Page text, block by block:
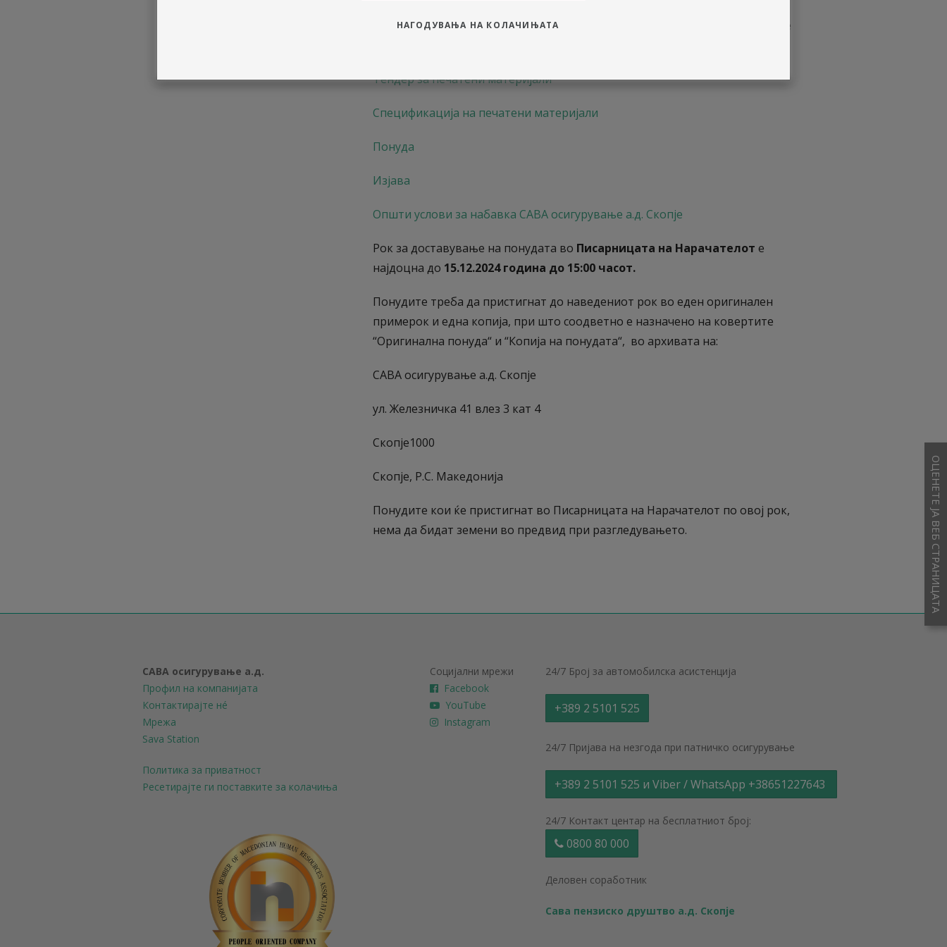
осигурување а.д. Скопје на територија на Р.С. Македонија во времетраење
Тендер за печатени материјали
Спецификација на печатени материјали
Понуда
Изјава
Општи услови за набавка САВА осигурување а.д. Скопје
Рок за доставување на понудата во Писарницата на Нарачателот е
најдоцна до 15.12.2024 година до 15:00 часот.
Понудите треба да пристигнат до наведениот рок во еден оригинален
примерок и една копија, при што соодветно е назначено на ковертите
“Оригинална понуда“ и “Копија на понудата“, во архивата на:
САВА осигурување а.д. Скопје
ул. Железничка 41 влез 3 кат 4
Скопје1000
Скопје, Р.С. Македонија
Понудите кои ќе пристигнат во Писарницата на Нарачателот по овој рок,
нема да бидат земени во предвид при разгледувањето.
САВА осигурување а.д.
Профил на компанијата
Контактирајте нé
Мрежа
Sava Station
Политика за приватност
Ресетирајте ги поставките за колачиња
Социјални мрежи
Facebook
YouTube
Instagram
24/7 Број за автомобилска асистенција
+389 2 5101 525
24/7 Пријава на незгода при патничко осигурување
+389 2 5101 525 и Viber / WhatsApp +38651227643
24/7 Контакт центар на бесплатниот број:
0800 80 000
Деловен соработник
Сава пензиско друштво а.д. Скопје
ОЦЕНЕТЕ ЈА ВЕБ СТРАНИЦАТА
НАГОДУВАЊА НА КОЛАЧИЊАТА